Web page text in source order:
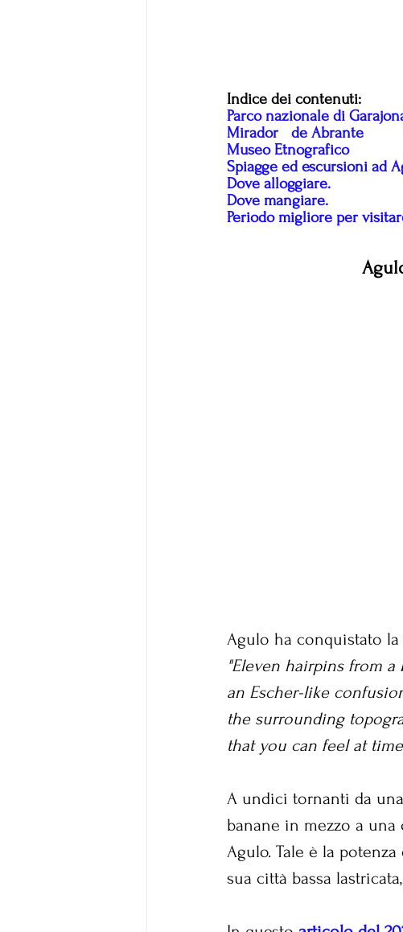
Indice dei contenuti:
Parco nazionale di
Mirador 	de Abrante
Museo Etnografico
Spiagge ed escursioni ad
Dove alloggiare.
Dove mangiare.
Periodo migliore per
Agulo ha conquistato
"Eleven hairpins from
an Escher-like
the surrounding
that you can feel at
A undici tornanti da
banane in mezzo a
Agulo. Tale è la
sua città bassa